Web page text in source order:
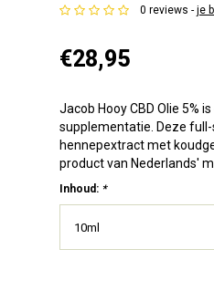
0 reviews - je
€28,95
Jacob Hooy CBD Olie 5%
supplementatie. Deze
hennepextract met
product van Nederlands'
Inhoud: *
10ml